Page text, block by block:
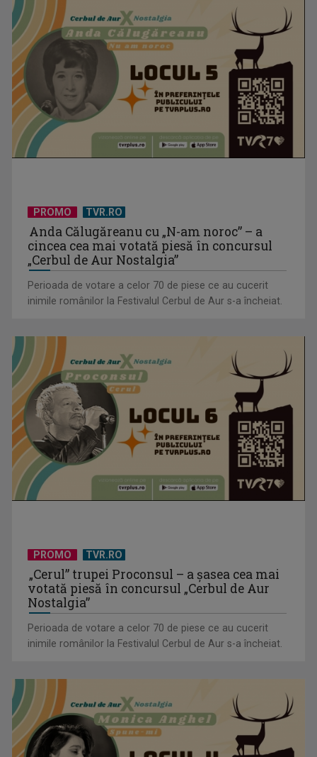
(P) Durerea de umăr pe care nu ar trebui să o ignori: când e
suprasolicitare ...
(P) Au sfidat toate prognozele într-o piață aflată sub
presiune. Povestea ...
(P) Achizițiile publice depășesc 54 miliarde de lei în primul
(P) Aparatul ascuns din bucătărie care schimbă regulile
jocului acasă
Anda Călugăreanu cu „N-am noroc” – a
cincea cea mai votată piesă în concursul
„Cerbul de Aur Nostalgia”
Perioada de votare a celor 70 de piese ce au cucerit
inimile românilor la Festivalul Cerbul de Aur s-a încheiat.
„Cerul” trupei Proconsul – a şasea cea mai
votată piesă în concursul „Cerbul de Aur
Nostalgia”
Perioada de votare a celor 70 de piese ce au cucerit
inimile românilor la Festivalul Cerbul de Aur s-a încheiat.